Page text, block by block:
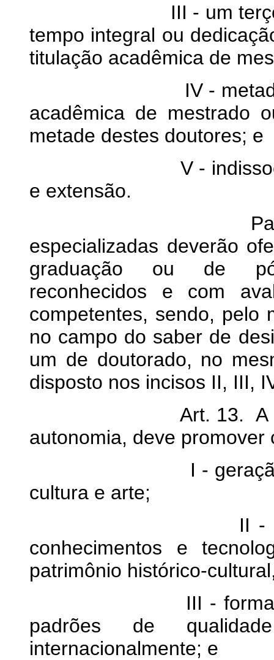
III - um terço do
tempo integral ou
titulação acadêmica de
IV - metade do
acadêmica de mestrado
metade destes doutores; e
V -
e extensão.
Parágrafo
especializadas deverão
graduação ou de
reconhecidos e com
competentes, sendo, pelo
no campo do saber de
um de doutorado, no
disposto nos incisos II, III,
Art. 13. A
autonomia, deve promover
I - geração de
cultura e arte;
II -
conhecimentos e
patrimônio histórico-
III - formação
padrões de
internacionalmente; e